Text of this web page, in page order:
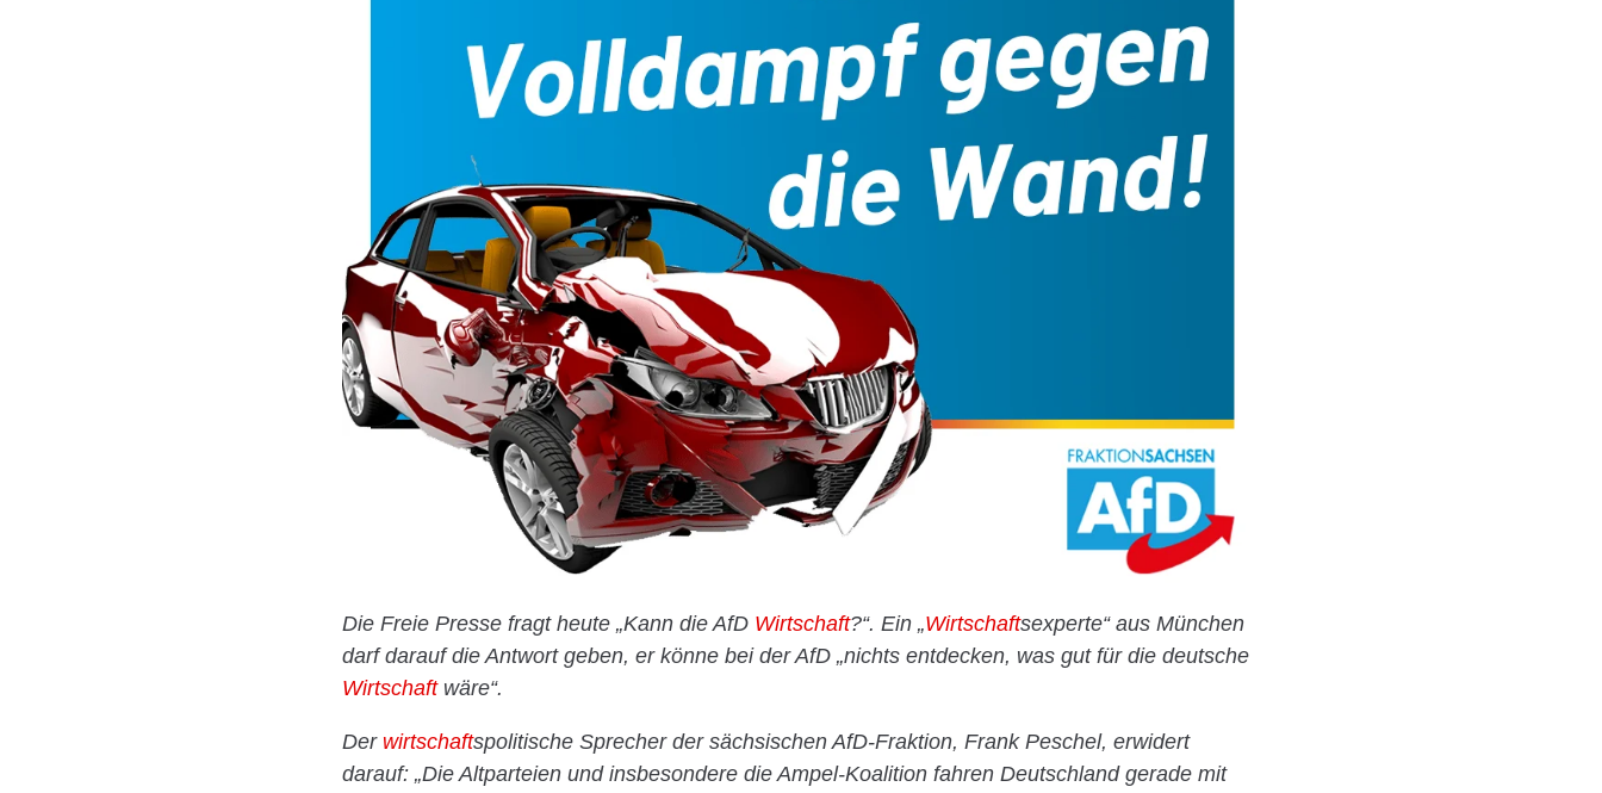
Die Freie Presse fragt heute „Kann die AfD Wirtschaft?“. Ein „Wirtschaftsexperte“ aus München
darf darauf die Antwort geben, er könne bei der AfD „nichts entdecken, was gut für die deutsche
Wirtschaftwäre“.
Der wirtschaftspolitische Sprecher der sächsischen AfD-Fraktion, Frank Peschel, erwidert
darauf: „Die Altparteien und insbesondere die Ampel-Koalition fahren Deutschland gerade mit